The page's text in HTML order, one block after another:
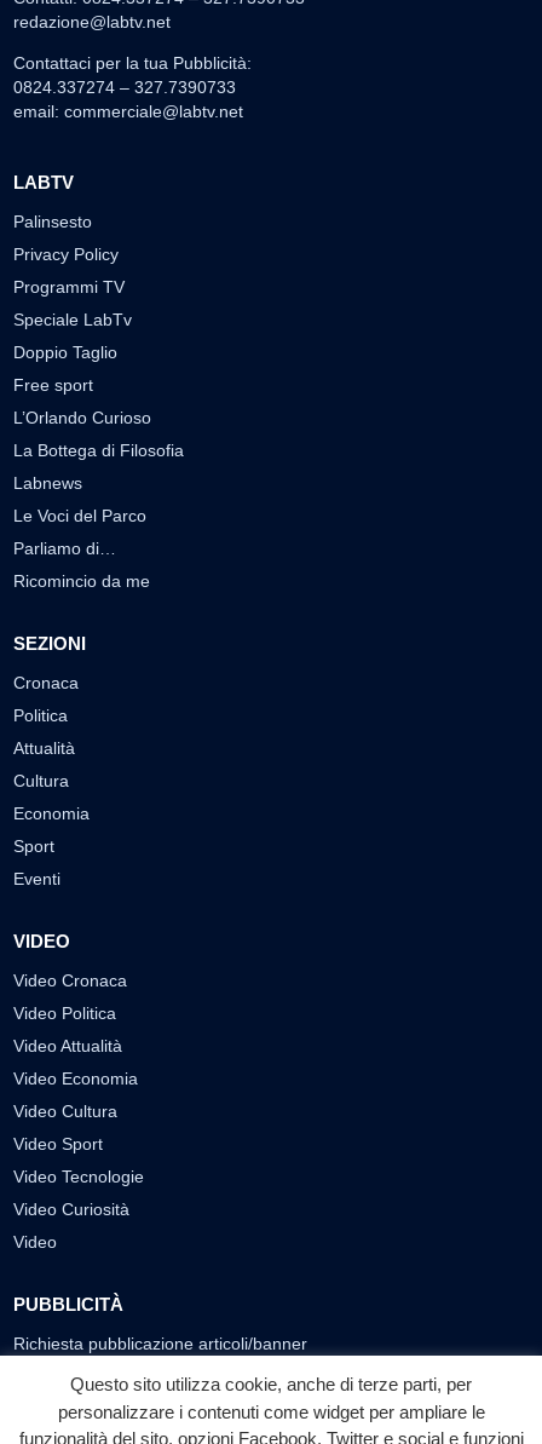
redazione@labtv.net
Contattaci per la tua Pubblicità:
0824.337274 – 327.7390733
email: commerciale@labtv.net
LABTV
Palinsesto
Privacy Policy
Programmi TV
Speciale LabTv
Doppio Taglio
Free sport
L’Orlando Curioso
La Bottega di Filosofia
Labnews
Le Voci del Parco
Parliamo di…
Ricomincio da me
SEZIONI
Cronaca
Politica
Attualità
Cultura
Economia
Sport
Eventi
VIDEO
Video Cronaca
Video Politica
Video Attualità
Video Economia
Video Cultura
Video Sport
Video Tecnologie
Video Curiosità
Video
PUBBLICITÀ
Richiesta pubblicazione articoli/banner
SEGUICI SUI SOCIAL
Questo sito utilizza cookie, anche di terze parti, per
personalizzare i contenuti come widget per ampliare le
funzionalità del sito, opzioni Facebook, Twitter e social e funzioni